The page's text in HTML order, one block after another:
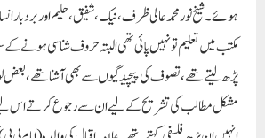
ہوئے ۔ شیخ نور محمد عالی ظرف ، نیک ، شفیق ، حلیم اور
مکتب میں تعلیم تو نہیں پائی تھی البتہ حروف شناسی ہونے کے
پڑھ لیتے تھے ، تصوف کی پیچیدگیوں سے بھی آشنا تھے ،
مشکل مطالب کی تشریح کے لیے ان سے رجوع کرتے اس لیے